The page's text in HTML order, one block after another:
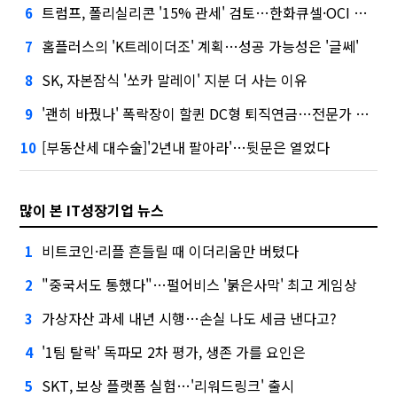
6 트럼프, 폴리실리콘 '15% 관세' 검토…한화큐셀·OCI 영향은?
7 홈플러스의 'K트레이더조' 계획…성공 가능성은 '글쎄'
8 SK, 자본잠식 '쏘카 말레이' 지분 더 사는 이유
9 '괜히 바꿨나' 폭락장이 할퀸 DC형 퇴직연금…전문가 조언은
10 [부동산세 대수술]'2년내 팔아라'…뒷문은 열었다
많이 본 IT성장기업 뉴스
1 비트코인·리플 흔들릴 때 이더리움만 버텼다
2 "중국서도 통했다"…펄어비스 '붉은사막' 최고 게임상
3 가상자산 과세 내년 시행…손실 나도 세금 낸다고?
4 '1팀 탈락' 독파모 2차 평가, 생존 가를 요인은
5 SKT, 보상 플랫폼 실험…'리워드링크' 출시